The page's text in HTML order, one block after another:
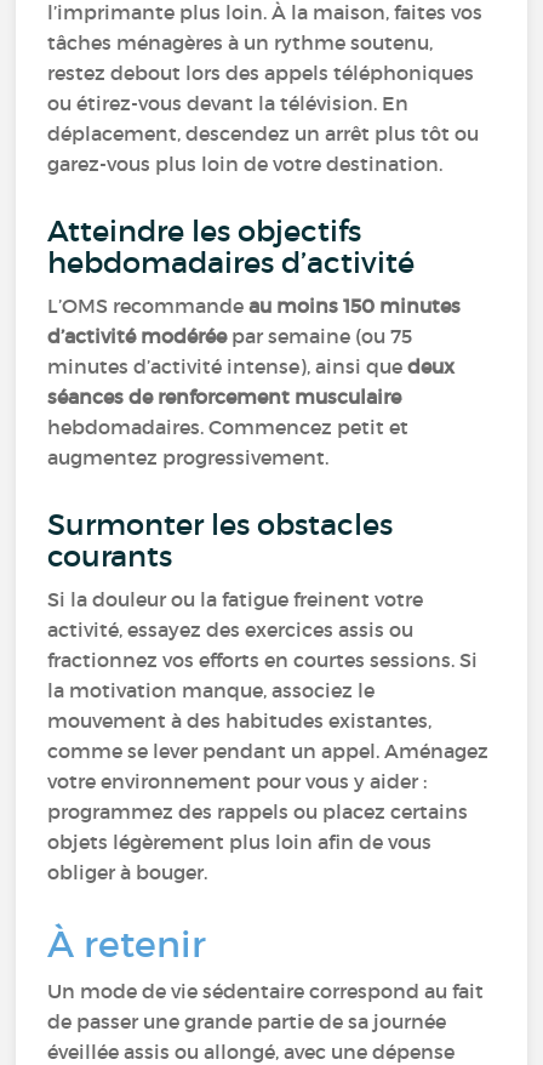
l’imprimante plus loin. À la maison, faites vos
tâches ménagères à un rythme soutenu,
restez debout lors des appels téléphoniques
ou étirez-vous devant la télévision. En
déplacement, descendez un arrêt plus tôt ou
garez-vous plus loin de votre destination.
Atteindre les objectifs
hebdomadaires d’activité
L’OMS recommandeau moins 150 minutes
d’activité modéréepar semaine (ou 75
minutes d’activité intense), ainsi quedeux
séances de renforcement musculaire
hebdomadaires. Commencez petit et
augmentez progressivement.
Surmonter les obstacles
courants
Si la douleur ou la fatigue freinent votre
activité, essayez des exercices assis ou
fractionnez vos efforts en courtes sessions. Si
la motivation manque, associez le
mouvement à des habitudes existantes,
comme se lever pendant un appel. Aménagez
votre environnement pour vous y aider :
programmez des rappels ou placez certains
objets légèrement plus loin afin de vous
obliger à bouger.
À retenir
Un mode de vie sédentaire correspond au fait
de passer une grande partie de sa journée
éveillée assis ou allongé, avec une dépense